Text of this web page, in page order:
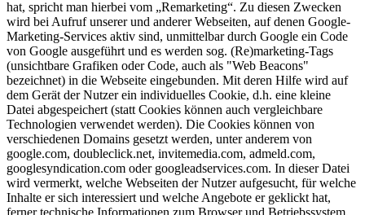
hat, spricht man hierbei vom „Remarketing“. Zu diesen Zwecken
wird bei Aufruf unserer und anderer Webseiten, auf denen Google-
Marketing-Services aktiv sind, unmittelbar durch Google ein Code
von Google ausgeführt und es werden sog. (Re)marketing-Tags
(unsichtbare Grafiken oder Code, auch als "Web Beacons"
bezeichnet) in die Webseite eingebunden. Mit deren Hilfe wird auf
dem Gerät der Nutzer ein individuelles Cookie, d.h. eine kleine
Datei abgespeichert (statt Cookies können auch vergleichbare
Technologien verwendet werden). Die Cookies können von
verschiedenen Domains gesetzt werden, unter anderem von
google.com, doubleclick.net, invitemedia.com, admeld.com,
googlesyndication.com oder googleadservices.com. In dieser Datei
wird vermerkt, welche Webseiten der Nutzer aufgesucht, für welche
Inhalte er sich interessiert und welche Angebote er geklickt hat,
ferner technische Informationen zum Browser und Betriebssystem,